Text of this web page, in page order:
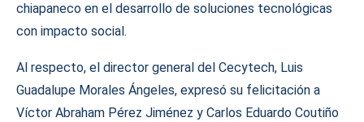
chiapaneco en el desarrollo de soluciones tecnológicas
con impacto social.
Al respecto, el director general del Cecytech, Luis
Guadalupe Morales Ángeles, expresó su felicitación a
Víctor Abraham Pérez Jiménez y Carlos Eduardo Coutiño